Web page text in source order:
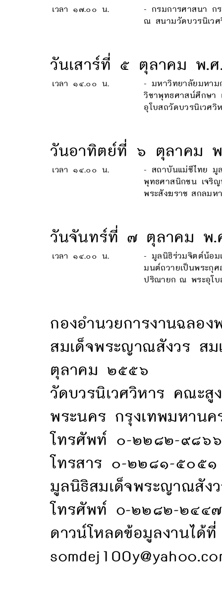
เวลา ๑๗.๐๐ น.
- กรมการศาสนา ก
ณ สนามวัดบวรนิเวศ
วันเสาร์ที่ ๕ ตุลาคม พ
เวลา ๑๔.๐๐ น.
- มหาวิทยาลัยมหา
วิชาพุทธศาสน์ศึกษา
อุโบสถวัดบวรนิเวศวิ
วันอาทิตย์ที่ ๖ ตุลาคม
เวลา ๑๔.๐๐ น.
- สถาบันแม่ชีไทย มู
พุทธศาสนิกชน เจริญ
พระสังฆราช สกลม
วันจันทร์ที่ ๗ ตุลาคม
เวลา ๑๔.๐๐ น.
- มูลนิธิร่วมจิตต์น้อม
มนต์ถวายเป็นพระกุ
ปริณายก ณ พระอุโบ
กองอำนวยการงานฉลอ
สมเด็จพระญาณสังวร ส
ตุลาคม ๒๕๕๖
วัดบวรนิเวศวิหาร คณะ
พระนคร กรุงเทพมหาน
โทรศัพท์ ๐-๒๒๘๒-๙๘
โทรสาร ๐-๒๒๘๑-๕๐๕๑
มูลนิธิสมเด็จพระญาณสัง
โทรศัพท์ o-๒๒๘๒-๒๔๔
ดาวน์โหลดข้อมูลงานได้